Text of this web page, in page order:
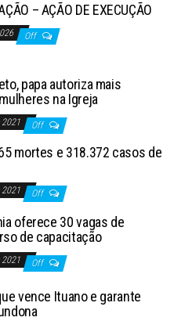
– AÇÃO DE EXECUÇÃO
Off
papa autoriza mais
na Igreja
2021 Off
mortes e 318.372 casos de
2021 Off
oferece 30 vagas de
de capacitação
2021 Off
vence Ituano e garante